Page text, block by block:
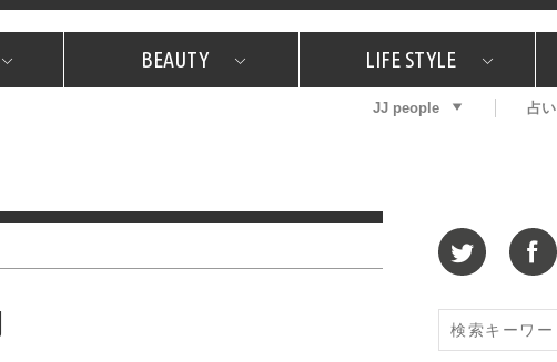
JJスタッフの"それどこの"？
BEAUTY
コスメ全部試してみた
LIFE STYLE
JJグルメガイド エンタメ
JJ people 占い